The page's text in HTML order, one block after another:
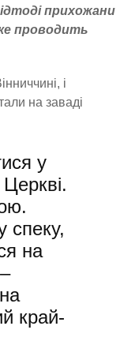
прихожани
проводить
і
на заваді
у
Церкві.
спеку,
на
край-